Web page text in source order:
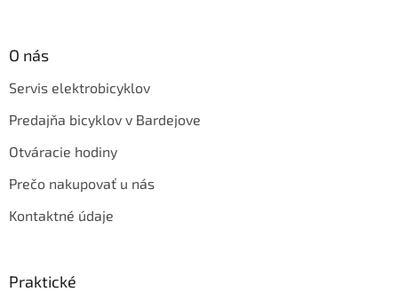
O nás
Servis elektrobicyklov
Predajňa bicyklov v Bardejove
Otváracie hodiny
Prečo nakupovať u nás
Kontaktné údaje
Praktické